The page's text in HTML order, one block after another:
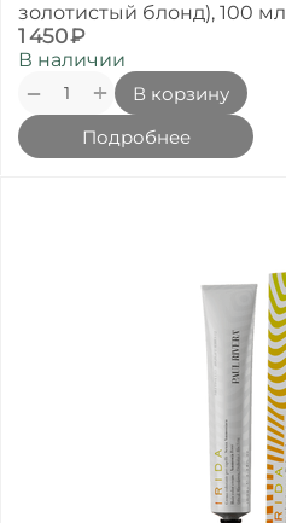
золотистый блонд), 100 мл
1 450₽
В наличии
+
−
В корзину
Подробнее